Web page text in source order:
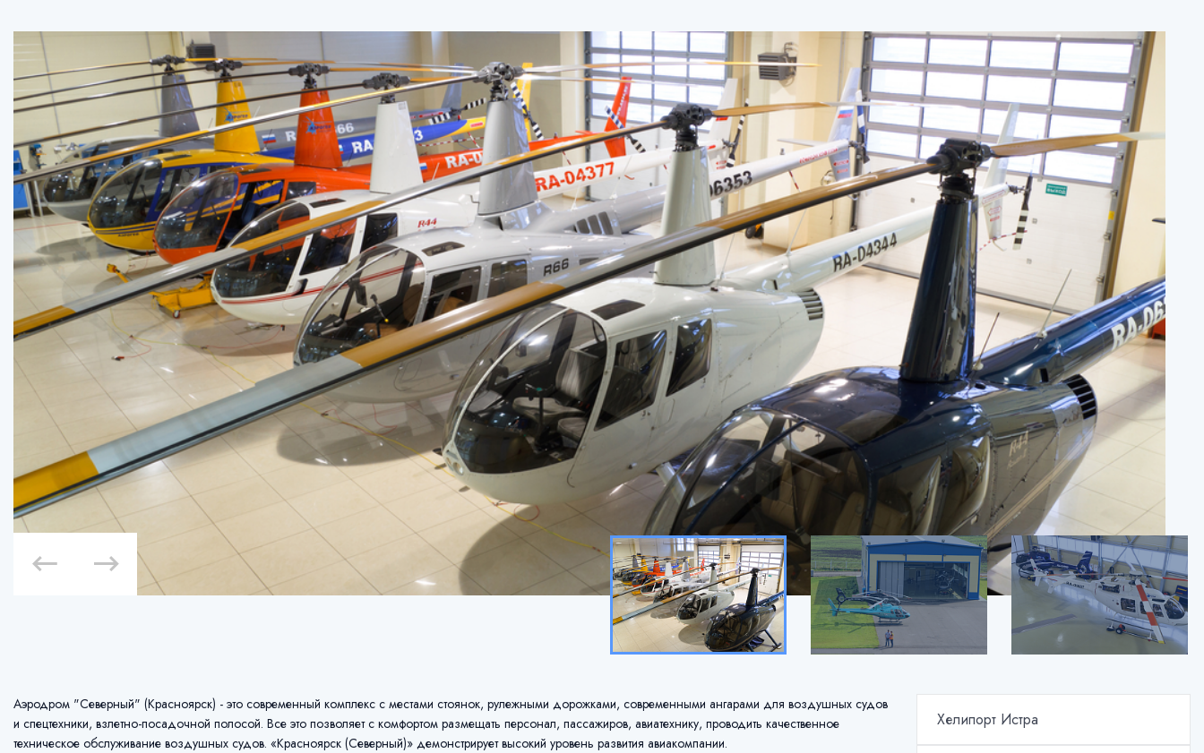
Хелипорт Истра
Аэродром "Северный" (Красноярск) - это современный комплекс с местами стоянок, рулежными дорожками, современными ангарами для воздушных судов
и спецтехники, взлетно-посадочной полосой. Все это позволяет с комфортом размещать персонал, пассажиров, авиатехнику, проводить качественное
техническое обслуживание воздушных судов. «Красноярск (Северный)» демонстрирует высокий уровень развития авиакомпании.